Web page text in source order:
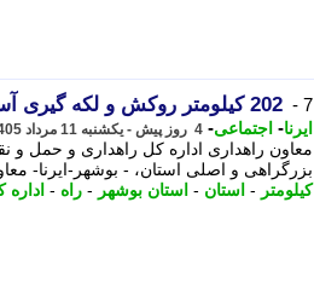
7 - 202 کیلومتر روکش و لکه گیری آسفالت در راه های استان بوشهر اجرا شد
ایرنا- اجتماعی- 4 روز پیش - یکشنبه 11 مرداد 1405، 13:10
معاون راهداری اداره کل راهداری و حمل
بزرگراهی و اصلی استان، - بوشهر-ایرنا-
کیلومتر - استان - استان بوشهر - راه -